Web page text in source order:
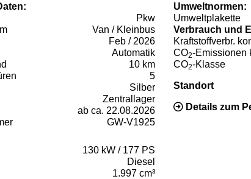
Pkw
Van / Kleinbus
Feb / 2026
Automatik
10 km
5
Silber
Zentrallager
ab ca. 22.08.2026
GW-V1925
130 kW / 177 PS
Diesel
1.997 cm³
Umweltnormen:
Umweltplakette
Verbrauch und
Kraftstoffverbr.
CO2-Emissionen
CO2-Klasse
Standort
Details zum